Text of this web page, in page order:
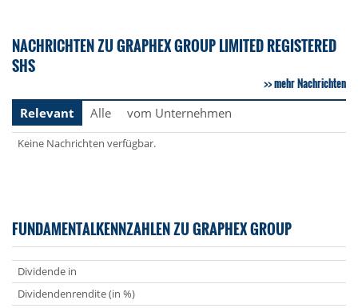
NACHRICHTEN ZU GRAPHEX GROUP LIMITED REGISTERED
SHS
mehr Nachrichten
Relevant
Alle vom Unternehmen
Keine Nachrichten verfügbar.
FUNDAMENTALKENNZAHLEN ZU GRAPHEX GROUP
Dividende in
Dividendenrendite (in %)